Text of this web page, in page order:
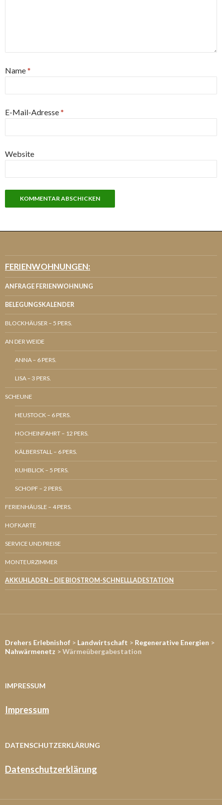
Name*
E-Mail-Adresse*
Website
FERIENWOHNUNGEN:
ANFRAGE FERIENWOHNUNG
BELEGUNGSKALENDER
BLOCKHÄUSER – 5 PERS.
AN DER WEIDE
ANNA – 6 PERS.
LISA – 3 PERS.
SCHEUNE
HEUSTOCK – 6 PERS.
HOCHEINFAHRT – 12 PERS.
KÄLBERSTALL – 6 PERS.
KUHBLICK – 5 PERS.
SCHOPF – 2 PERS.
FERIENHÄUSLE – 4 PERS.
HOFKARTE
SERVICE UND PREISE
MONTEURZIMMER
AKKUHLADEN – DIE BIOSTROM-SCHNELLLADESTATION
Drehers Erlebnishof > Landwirtschaft > Regenerative Energien >
Nahwärmenetz > Wärmeübergabestation
IMPRESSUM
Impressum
DATENSCHUTZERKLÄRUNG
Datenschutzerklärung